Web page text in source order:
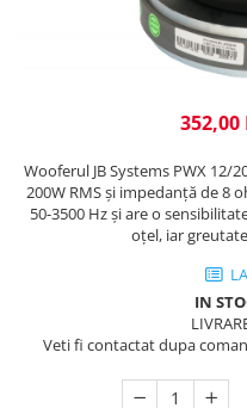
Accesorii Microfoane
Instalații audio
Boxe PA (Public Address)
Accesorii
Playere Audio
Efecte DJ & Club
Stroboscoape LED
Interior
352,00
Wooferul JB Systems PWX 12/
200W RMS și impedanță de 8
50-3500 Hz și are o
oțel, iar
IN
Veti fi contactat dupa